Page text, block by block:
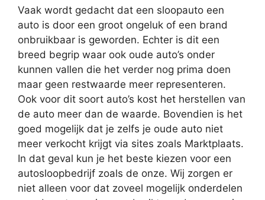
Vaak wordt gedacht dat een sloopauto een
auto is door een groot ongeluk of een brand
onbruikbaar is geworden. Echter is dit een
breed begrip waar ook oude auto’s onder
kunnen vallen die het verder nog prima doen
maar geen restwaarde meer representeren.
Ook voor dit soort auto’s kost het herstellen van
de auto meer dan de waarde. Bovendien is het
goed mogelijk dat je zelfs je oude auto niet
meer verkocht krijgt via sites zoals Marktplaats.
In dat geval kun je het beste kiezen voor een
autosloopbedrijf zoals de onze. Wij zorgen er
niet alleen voor dat zoveel mogelijk onderdelen